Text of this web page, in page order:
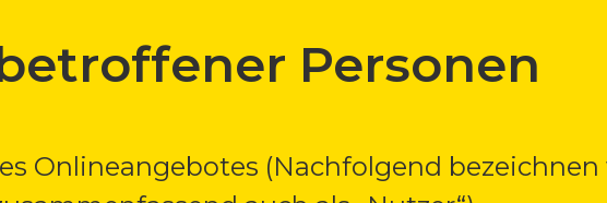
Personen
Onlineangebotes (Nachfolgend